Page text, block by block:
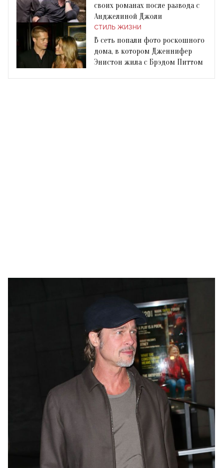
своих романах после развода с
Анджелиной Джоли
СТИЛЬ ЖИЗНИ
В сеть попали фото роскошного
дома, в котором Дженнифер
Энистон жила с Брэдом Питтом